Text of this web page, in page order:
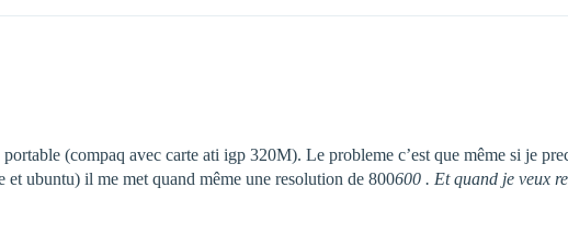
(compaq avec carte ati igp 320M). Le probleme c’est que même si je
et ubuntu) il me met quand même une resolution de 800600 . Et quand je veux